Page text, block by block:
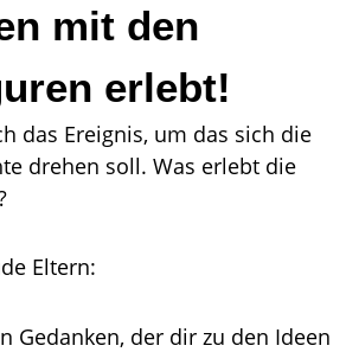
mit den
erlebt!
das Ereignis, um das sich die
drehen soll. Was erlebt die
Eltern:
Gedanken, der dir zu den Ideen